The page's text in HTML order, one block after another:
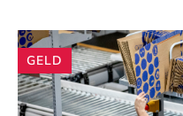
Andere
artikelen
GELD